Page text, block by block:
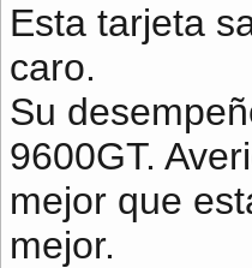
Esta tarjeta
caro.
Su
9600GT.
mejor que
mejor.